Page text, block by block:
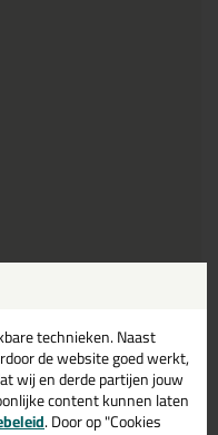
technieken. Naast
de website goed werkt,
wij en derde partijen jouw
content kunnen laten
. Door op "Cookies